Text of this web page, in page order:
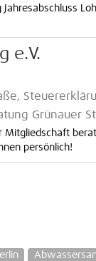
e.V.
Grünauer
Mitgliedschaft
persönlich!